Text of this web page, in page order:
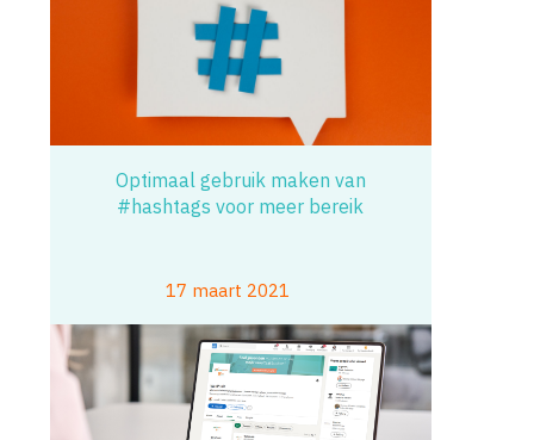
Optimaal gebruik maken van
#hashtags voor meer bereik
17 maart 2021